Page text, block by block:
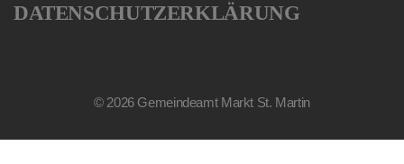
DATENSCHUTZERKLÄRUNG
© 2026 Gemeindeamt Markt St. Martin